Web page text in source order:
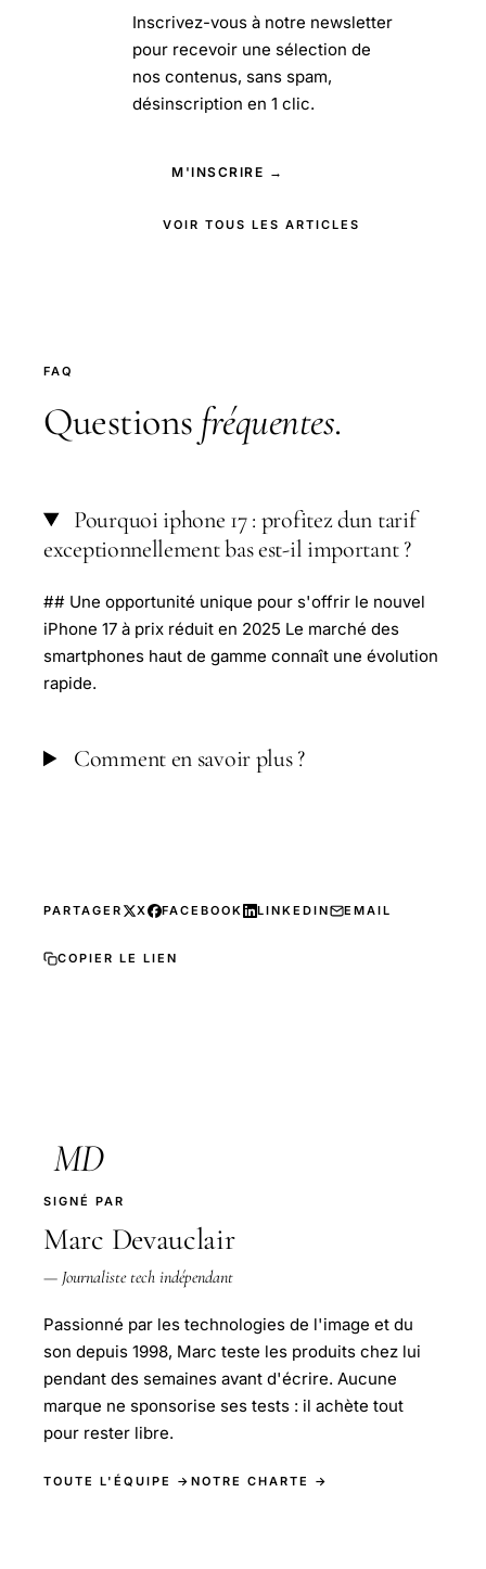
Inscrivez-vous à notre newsletter
pour recevoir une sélection de
nos contenus, sans spam,
désinscription en 1 clic.
M'INSCRIRE →
VOIR TOUS LES ARTICLES
FAQ
Questions fréquentes.
Pourquoi iphone 17 : profitez dun tarif
exceptionnellement bas est-il important ?
## Une opportunité unique pour s'offrir le nouvel
iPhone 17 à prix réduit en 2025 Le marché des
smartphones haut de gamme connaît une évolution
rapide.
Comment en savoir plus ?
PARTAGER X FACEBOOK LINKEDIN EMAIL
COPIER LE LIEN
MD
SIGNÉ PAR
Marc Devauclair
— Journaliste tech indépendant
Passionné par les technologies de l'image et du
son depuis 1998, Marc teste les produits chez lui
pendant des semaines avant d'écrire. Aucune
marque ne sponsorise ses tests : il achète tout
pour rester libre.
TOUTE L'ÉQUIPE → NOTRE CHARTE →